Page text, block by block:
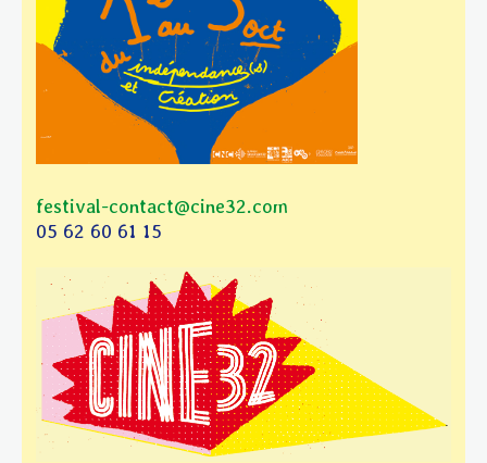
festival-contact@cine32.com
05 62 60 61 15